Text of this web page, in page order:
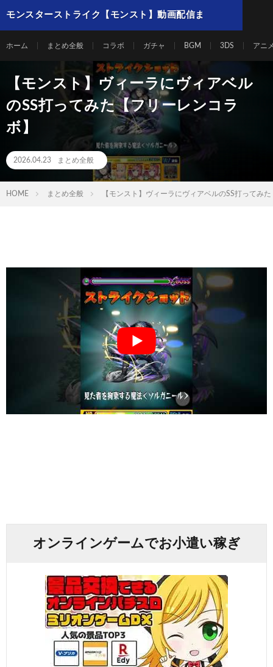
モンスターストライク【モンスト】動画配信ま
ホーム まとめ全般 コラボ ガチャ BGM 3DS アニ
【モンスト】ヴィーラにヴィアベル
のSS打ってみた【フリーレンコラ
ボ】
2026.04.23 まとめ全般
HOME まとめ全般 【モンスト】ヴィーラにヴィアベルのSS打ってみ
オンラインゲームでお小遣い稼ぎ